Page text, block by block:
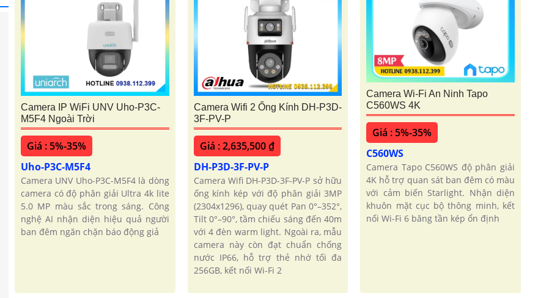
Camera IP WiFi UNV Uho-P3C-
M5F4 Ngoài Trời
Giá : 5%-35%
Uho-P3C-M5F4
Camera UNV Uho-P3C-M5F4 là dòng
camera có độ phân giải Ultra 4k lite
5.0 MP màu sắc trong sáng. Công
nghệ AI nhận diện hiệu quả người
ban đêm ngăn chặn báo động giả
Camera Wifi 2 Ống Kính DH-P3D-
3F-PV-P
Giá : 2,635,500 ₫
DH-P3D-3F-PV-P
Camera Wifi DH-P3D-3F-PV-P sở hữu
ống kính kép với độ phân giải 3MP
(2304x1296), quay quét Pan 0°–352°,
Tilt 0°–90°, tầm chiếu sáng đến 40m
với 4 đèn warm light. Ngoài ra, mẫu
camera này còn đạt chuẩn chống
nước IP66, hỗ trợ thẻ nhớ tối đa
256GB, kết nối Wi-Fi 2
Camera Wi-Fi An Ninh Tapo
C560WS 4K
Giá : 5%-35%
C560WS
Camera Tapo C560WS độ phân giải
4K hỗ trợ quan sát ban đêm có màu
với cảm biến Starlight. Nhận diện
khuôn mặt cục bộ thông minh, kết
nối Wi-Fi 6 băng tần kép ổn định